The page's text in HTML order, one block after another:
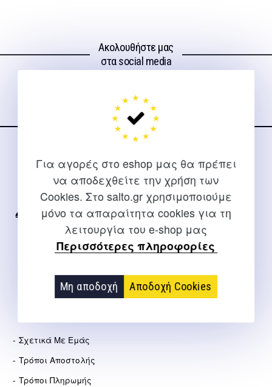
Για αγορές στο eshop μας θα πρέπει
να αποδεχθείτε την χρήση των
Cookies. Στο salto.gr χρησιμοποιούμε
μόνο τα απαραίτητα cookies για τη
λειτουργία του e-shop μας
Περισσότερες πληροφορίες
Μη αποδοχή Αποδοχή Cookies
3,00 €.
Ακολουθήστε μας
στα social media
ΕΠΙΚΟΙΝΩΝΊΑ
Για διευκρινίσεις και υποστήριξη παραγγελιών μέσω του
Internet
2310 267108
info@salto.gr
Σχετικά Με Εμάς
Τρόποι Αποστολής
Τρόποι Πληρωμής